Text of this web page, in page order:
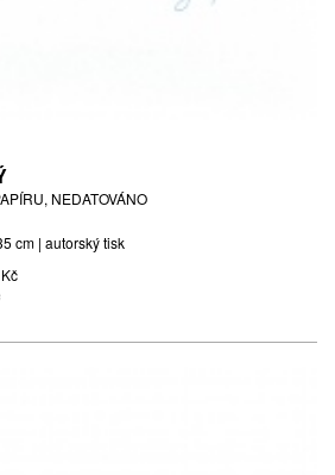
NEDATOVÁNO
cm | autorský tisk